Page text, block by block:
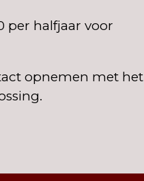
per halfjaar voor
opnemen met het